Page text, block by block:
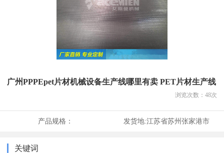
广州PPPEpet片材机械设备生产线哪里有卖 PET片材生产线
浏览次数： 48次
产品规格： 发货地:江苏省苏州张家港市
关键词